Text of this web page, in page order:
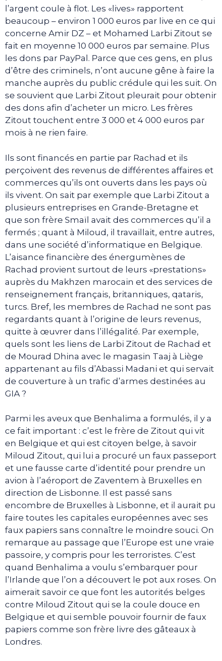
l’argent coule à flot. Les «lives» rapportent
beaucoup – environ 1 000 euros par live en ce qui
concerne Amir DZ – et Mohamed Larbi Zitout se
fait en moyenne 10 000 euros par semaine. Plus
les dons par PayPal. Parce que ces gens, en plus
d’être des criminels, n’ont aucune gêne à faire la
manche auprès du public crédule qui les suit. On
se souvient que Larbi Zitout pleurait pour obtenir
des dons afin d’acheter un micro. Les frères
Zitout touchent entre 3 000 et 4 000 euros par
mois à ne rien faire.
Ils sont financés en partie par Rachad et ils
perçoivent des revenus de différentes affaires et
commerces qu’ils ont ouverts dans les pays où
ils vivent. On sait par exemple que Larbi Zitout a
plusieurs entreprises en Grande-Bretagne et
que son frère Smaïl avait des commerces qu’il a
fermés ; quant à Miloud, il travaillait, entre autres,
dans une société d’informatique en Belgique.
L’aisance financière des énergumènes de
Rachad provient surtout de leurs «prestations»
auprès du Makhzen marocain et des services de
renseignement français, britanniques, qataris,
turcs. Bref, les membres de Rachad ne sont pas
regardants quant à l’origine de leurs revenus,
quitte à œuvrer dans l’illégalité. Par exemple,
quels sont les liens de Larbi Zitout de Rachad et
de Mourad Dhina avec le magasin Taaj à Liège
appartenant au fils d’Abassi Madani et qui servait
de couverture à un trafic d’armes destinées au
GIA ?
Parmi les aveux que Benhalima a formulés, il y a
ce fait important : c’est le frère de Zitout qui vit
en Belgique et qui est citoyen belge, à savoir
Miloud Zitout, qui lui a procuré un faux passeport
et une fausse carte d’identité pour prendre un
avion à l’aéroport de Zaventem à Bruxelles en
direction de Lisbonne. Il est passé sans
encombre de Bruxelles à Lisbonne, et il aurait pu
faire toutes les capitales européennes avec ses
faux papiers sans connaître le moindre souci. On
remarque au passage que l’Europe est une vraie
passoire, y compris pour les terroristes. C’est
quand Benhalima a voulu s’embarquer pour
l’Irlande que l’on a découvert le pot aux roses. On
aimerait savoir ce que font les autorités belges
contre Miloud Zitout qui se la coule douce en
Belgique et qui semble pouvoir fournir de faux
papiers comme son frère livre des gâteaux à
Londres.